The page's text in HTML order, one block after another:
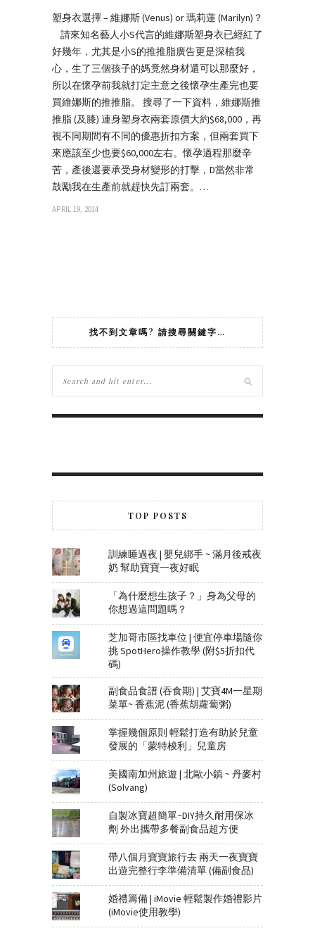
塑身衣選擇 – 維娜斯 (Venus) or 瑪莉蓮 (Marilyn)？
請來知名藝人小S代言的維娜斯塑身衣已經紅了
好幾年，尤其是小S的推推脂廣告更是深植我
心，生了三個孩子的媽竟然身材還可以那麼好，
所以在懷孕前我就打定主意之後懷孕生產完也要
買維娜斯的推推脂。 搜尋了一下資料，維娜斯推
推脂 (及膝) 連身塑身衣兩套原價大約$68,000，再
視不同期間有不同的優惠折扣方案，但兩套買下
來應該至少也要$60,000左右。懷孕過程那麼辛
苦，產後還要承受身材變形的打擊，D當然非常
鼓勵我在生產前就趕快先訂兩套。…
APRIL 19, 2014
找不到文章嗎? 請搜尋關鍵字…
TOP POSTS
訓練睡過夜 | 嬰兒綁手 ~ 滿月後戒夜
奶 幫助寶寶一夜好眠
「為什麼想生孩子？」身為父母的
你想過這問題嗎？
芝加哥市區找車位 | 便宜停車場隨你
挑 SpotHero操作教學 (附$5折扣代
碼)
副食品食譜 (吞食期) | 艾寶4M一星期
菜單~ 香蕉泥 (香蕉胡蘿蔔粥)
掌握幾個原則 輕鬆打造有助於兒童
發展的「蒙特梭利」兒童房
美國南加州旅遊 | 北歐小鎮 ~ 丹麥村
(Solvang)
自製冰寶超簡單~DIY持久耐用保冰
劑 外出攜帶多餐副食品超方便
帶八個月寶寶旅行去 兩天一夜寶寶
出遊完整行李準備清單 (備副食品)
婚禮籌備 | iMovie 輕鬆製作婚禮影片
(iMovie使用教學)